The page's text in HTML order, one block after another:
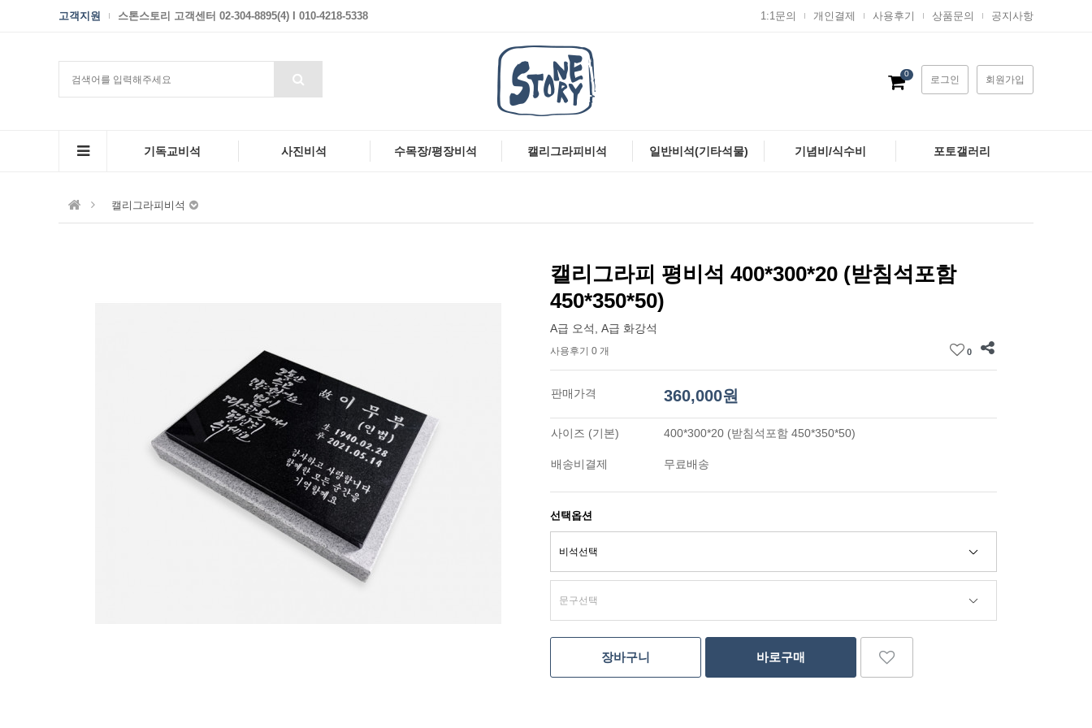
고객지원 스톤스토리 고객센터 02-304-8895(4) I 010-4218-5338 1:1문의 개인결제 사용후기 상품문의 공지사항
0
로그인 회원가입
기독교비석 사진비석 수목장/평장비석 캘리그라피비석 일반비석(기타석물) 기념비/식수비 포토갤러리
캘리그라피비석
캘리그라피 평비석 400*300*20 (받침석포함
450*350*50)
A급 오석, A급 화강석
사용후기 0 개 0
판매가격 360,000원
사이즈 (기본) 400*300*20 (받침석포함 450*350*50)
배송비결제 무료배송
선택옵션
장바구니 바로구매